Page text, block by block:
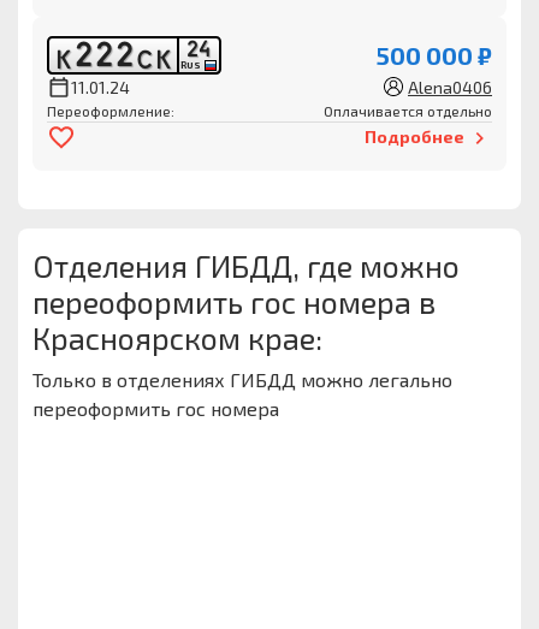
К222СК 24
RUS 500 000 ₽
11.01.24 Alena0406
Переоформление: Оплачивается отдельно
Подробнее
Отделения ГИБДД, где можно
переоформить гос номера в
Красноярском крае:
Только в отделениях ГИБДД можно легально
переоформить гос номера